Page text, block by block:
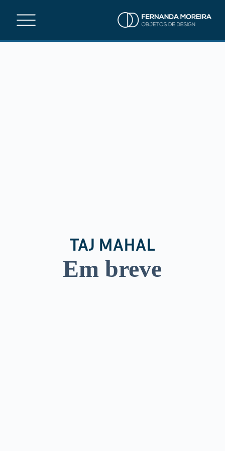
TAJ MAHAL
Em breve